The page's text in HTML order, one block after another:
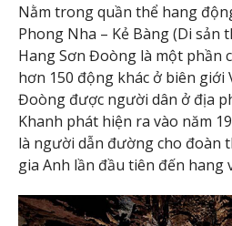
Nằm trong quần thể hang
Phong Nha – Kẻ Bàng (Di sản
Hang Sơn Đoòng là một phần
hơn 150 động khác ở biên giới
Đoòng được người dân ở địa
Khanh phát hiện ra vào năm
là người dẫn đường cho đoàn
gia Anh lần đầu tiên đến hang